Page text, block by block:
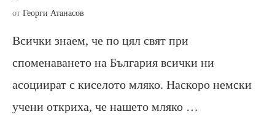
от Георги Атанасов
Всички знаем, че по цял свят при
споменаването на България всички ни
асоциират с киселото мляко. Наскоро немски
учени откриха, че нашето мляко …